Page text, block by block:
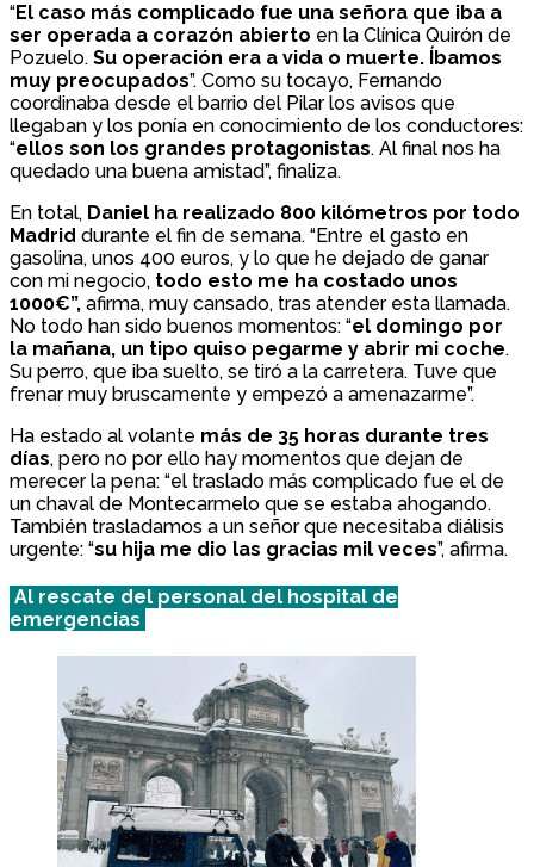
“El caso más complicado fue una señora que iba a
ser operada a corazón abierto en la Clínica Quirón de
Pozuelo. Su operación era a vida o muerte. Íbamos
muy preocupados”. Como su tocayo, Fernando
coordinaba desde el barrio del Pilar los avisos que
llegaban y los ponía en conocimiento de los conductores:
“ellos son los grandes protagonistas. Al final nos ha
quedado una buena amistad”, finaliza.
En total, Daniel ha realizado 800 kilómetros por todo
Madrid durante el fin de semana. “Entre el gasto en
gasolina, unos 400 euros, y lo que he dejado de ganar
con mi negocio, todo esto me ha costado unos
1000€”, afirma, muy cansado, tras atender esta llamada.
No todo han sido buenos momentos: “el domingo por
la mañana, un tipo quiso pegarme y abrir mi coche.
Su perro, que iba suelto, se tiró a la carretera. Tuve que
frenar muy bruscamente y empezó a amenazarme”.
Ha estado al volante más de 35 horas durante tres
días, pero no por ello hay momentos que dejan de
merecer la pena: “el traslado más complicado fue el de
un chaval de Montecarmelo que se estaba ahogando.
También trasladamos a un señor que necesitaba diálisis
urgente: “su hija me dio las gracias mil veces”, afirma.
Al rescate del personal del hospital de
emergencias